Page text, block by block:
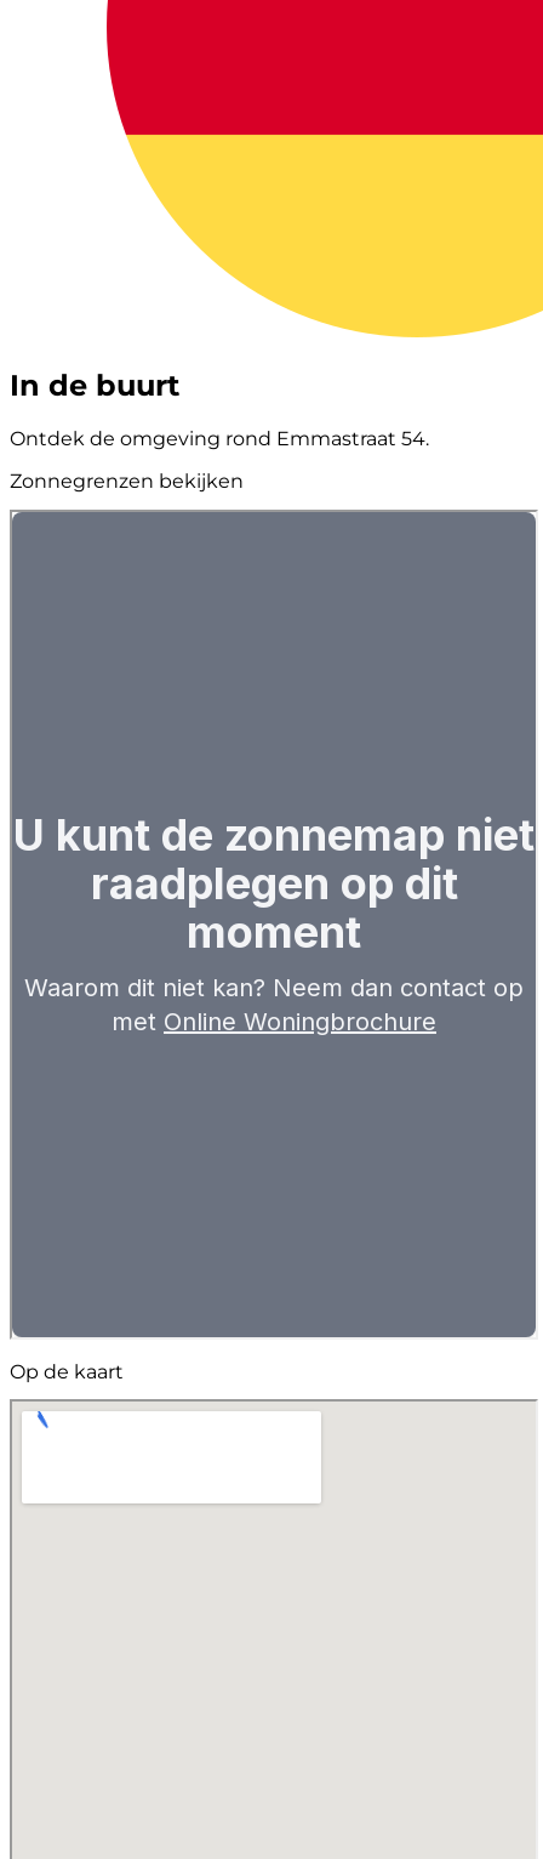
In de buurt
Ontdek de omgeving rond Emmastraat 54.
Zonnegrenzen bekijken
Op de kaart